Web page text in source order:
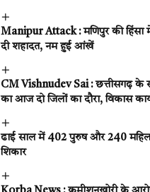
Manipur Attack : मणिपुर की हिंसा
दी शहादत, नम हुई आंखें
CM Vishnudev Sai : छत्तीसगढ़ के
का आज दो जिलों का दौरा, विकास
ढाई साल में 402 पुरुष और 240
शिकार